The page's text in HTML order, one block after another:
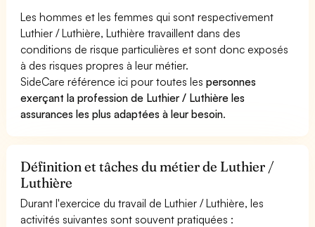
Les hommes et les femmes qui sont respectivement
Luthier / Luthière, Luthière travaillent dans des
conditions de risque particulières et sont donc exposés
à des risques propres à leur métier.
SideCare référence ici pour toutes lespersonnes
exerçant la profession de Luthier / Luthière les
assurances les plus adaptées à leur besoin.
Définition et tâches du métier de Luthier /
Luthière
Durant l'exercice du travail de Luthier / Luthière, les
activités suivantes sont souvent pratiquées :